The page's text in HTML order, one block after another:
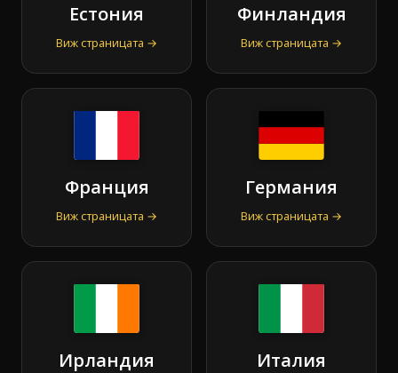
Естония
Виж страницата →
Финландия
Виж страницата →
Франция
Виж страницата →
Германия
Виж страницата →
Ирландия Италия